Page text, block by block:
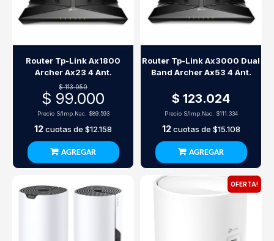
Router Tp-Link Ax1800
Archer Ax23 4 Ant.
$ 113.050
$ 99.000
Precio S/Imp.Nac. $89.593
12cuotas de $12.158
AGREGAR
Router Tp-Link Ax3000 Dual
Band Archer Ax53 4 Ant.
$ 123.024
Precio S/Imp.Nac. $111.334
12cuotas de $15.108
AGREGAR
OFERTA!